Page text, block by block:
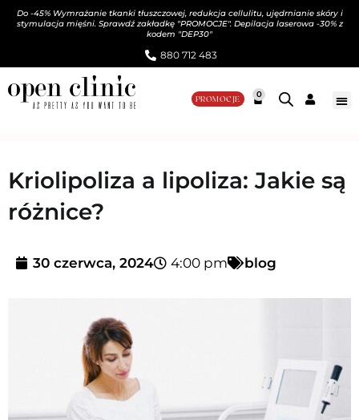
Do -45% Wymrażanie tkanki tłuszczowej, redukcja cellulitu, ujędrnianie skóry i
stymulacja mięśni. Sprawdź zakładkę "PROMOCJE". Depilacja laserowa -30% z
kodem "DEP30"
880 712 483​
PROMOCJE 0
Kriolipoliza a lipoliza: Jakie są
różnice?
30 czerwca, 2024 4:00 pm blog